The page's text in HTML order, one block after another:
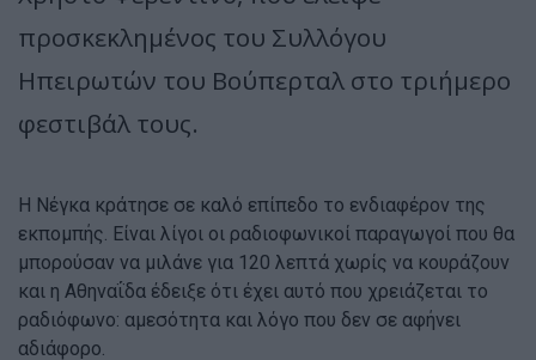
προσκεκλημένος του Συλλόγου
Ηπειρωτών του Βούπερταλ στο τριήμερο
φεστιβάλ τους.
Η Νέγκα κράτησε σε καλό επίπεδο το ενδιαφέρον της
εκπομπής. Είναι λίγοι οι ραδιοφωνικοί παραγωγοί που θα
μπορούσαν να μιλάνε για 120 λεπτά χωρίς να κουράζουν
και η Αθηναΐδα έδειξε ότι έχει αυτό που χρειάζεται το
ραδιόφωνο: αμεσότητα και λόγο που δεν σε αφήνει
αδιάφορο.